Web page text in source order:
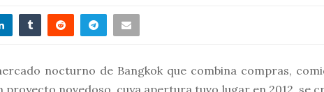
nocturno de Bangkok que combina compras,
novedoso, cuya apertura tuvo lugar en 2012, se